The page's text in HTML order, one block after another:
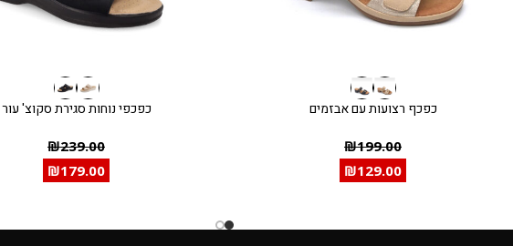
כפכף רצועות עם אבזמים
₪199.00
₪129.00
כפכפי נוחות סגירת סקוצ' עור
₪239.00
₪179.00